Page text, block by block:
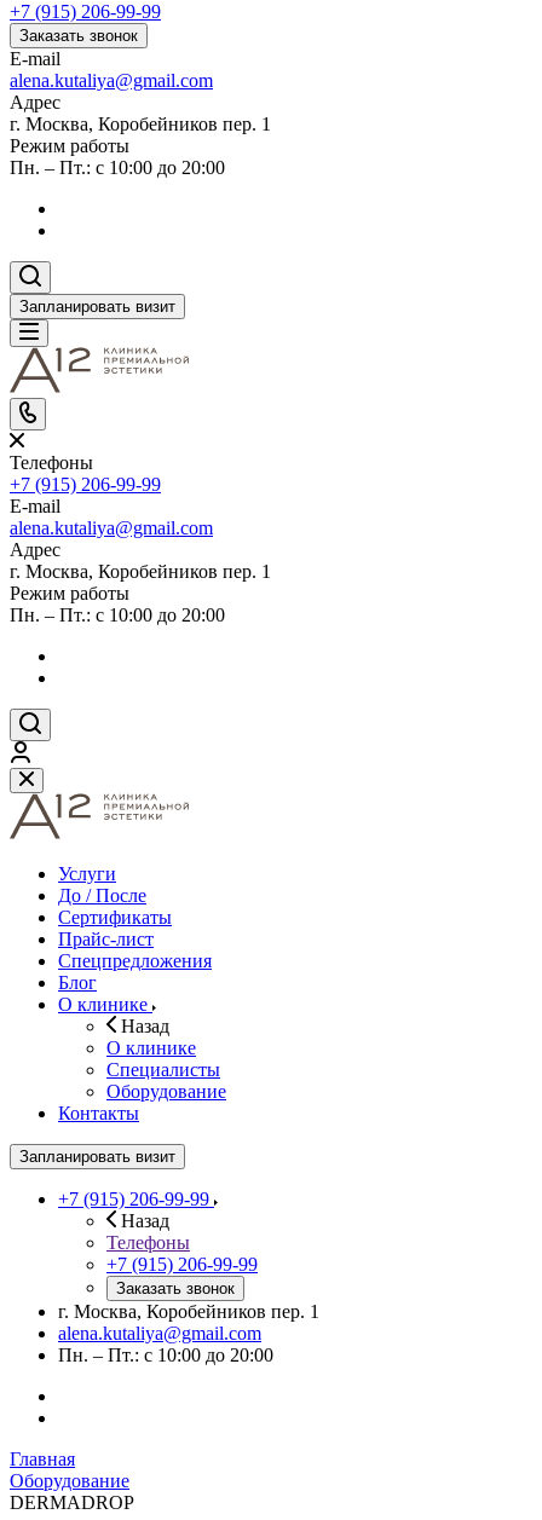
+7 (915) 206-99-99
Заказать звонок
E-mail
alena.kutaliya@gmail.com
Адрес
г. Москва, Коробейников пер. 1
Режим работы
Пн. – Пт.: с 10:00 до 20:00
Запланировать визит
Телефоны
+7 (915) 206-99-99
E-mail
alena.kutaliya@gmail.com
Адрес
г. Москва, Коробейников пер. 1
Режим работы
Пн. – Пт.: с 10:00 до 20:00
Услуги
До / После
Сертификаты
Прайс-лист
Спецпредложения
Блог
О клинике
Назад
О клинике
Специалисты
Оборудование
Контакты
Запланировать визит
+7 (915) 206-99-99
Назад
Телефоны
+7 (915) 206-99-99
Заказать звонок
г. Москва, Коробейников пер. 1
alena.kutaliya@gmail.com
Пн. – Пт.: с 10:00 до 20:00
Главная
Оборудование
DERMADROP